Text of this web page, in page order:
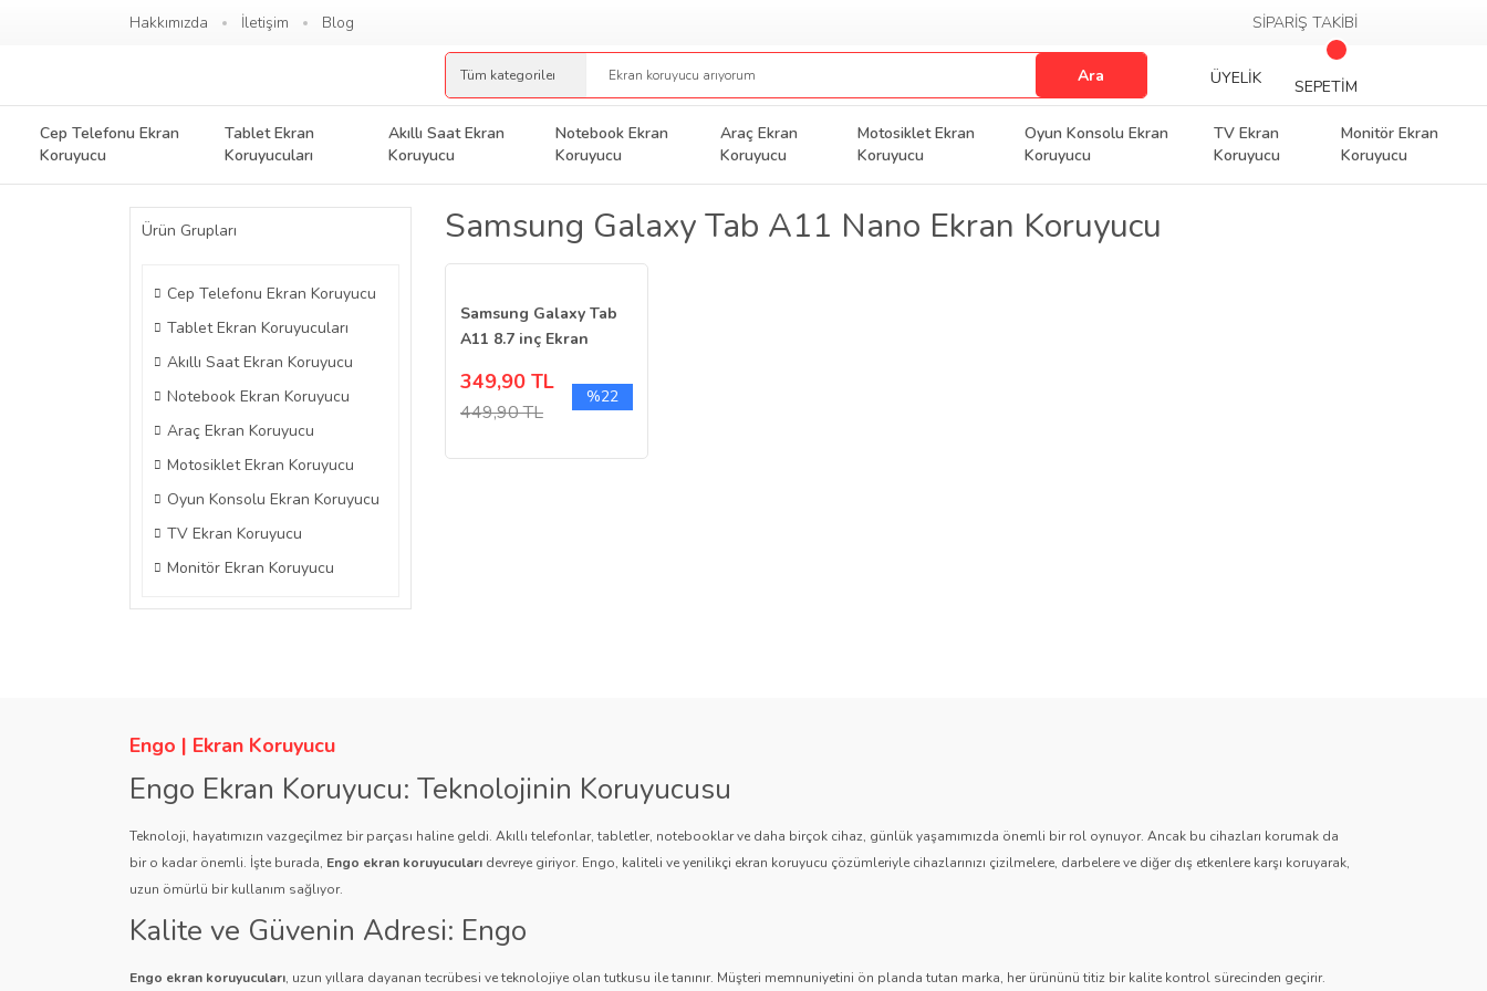
Hakkımızda İletişim Blog SİPARİŞ TAKİBİ
Ara ÜYELİK SEPETİM
Cep Telefonu Ekran
Koruyucu
Tablet Ekran
Koruyucuları
Akıllı Saat Ekran
Koruyucu
Notebook Ekran
Koruyucu
Araç Ekran
Koruyucu
Motosiklet Ekran
Koruyucu
Oyun Konsolu Ekran
Koruyucu
TV Ekran
Koruyucu
Monitör Ekran
Koruyucu
Ürün Grupları
Cep Telefonu Ekran Koruyucu
Tablet Ekran Koruyucuları
Akıllı Saat Ekran Koruyucu
Notebook Ekran Koruyucu
Araç Ekran Koruyucu
Motosiklet Ekran Koruyucu
Oyun Konsolu Ekran Koruyucu
TV Ekran Koruyucu
Monitör Ekran Koruyucu
Samsung Galaxy Tab A11 Nano Ekran Koruyucu
Samsung Galaxy Tab
A11 8.7 inç Ekran
Parlak
349,90 TL
449,90 TL
%22
Engo | Ekran Koruyucu
Engo Ekran Koruyucu: Teknolojinin Koruyucusu
Teknoloji, hayatımızın vazgeçilmez bir parçası haline geldi. Akıllı telefonlar, tabletler, notebooklar ve daha birçok cihaz, günlük yaşamımızda önemli bir rol oynuyor. Ancak bu cihazları korumak da
bir o kadar önemli. İşte burada, Engo ekran koruyucuları devreye giriyor. Engo, kaliteli ve yenilikçi ekran koruyucu çözümleriyle cihazlarınızı çizilmelere, darbelere ve diğer dış etkenlere karşı koruyarak,
uzun ömürlü bir kullanım sağlıyor.
Kalite ve Güvenin Adresi: Engo
Engo ekran koruyucuları, uzun yıllara dayanan tecrübesi ve teknolojiye olan tutkusu ile tanınır. Müşteri memnuniyetini ön planda tutan marka, her ürününü titiz bir kalite kontrol sürecinden geçirir.